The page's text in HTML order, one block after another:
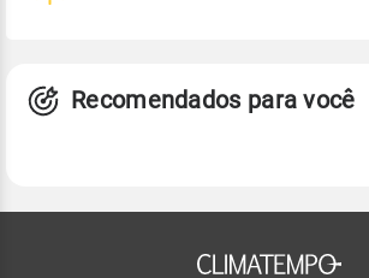
Recomendados para você